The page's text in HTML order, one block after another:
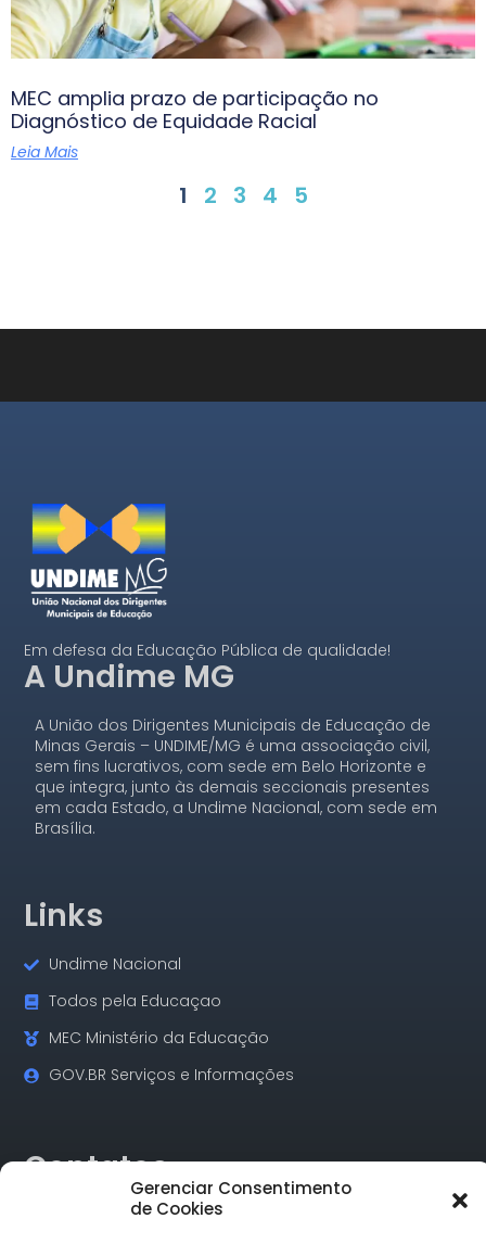
Gerenciar Consentimento
de Cookies
MEC amplia prazo de participação no
Diagnóstico de Equidade Racial
Leia Mais
1 2 3 4 5
Em defesa da Educação Pública de qualidade!
A Undime MG
A União dos Dirigentes Municipais de Educação de
Minas Gerais – UNDIME/MG é uma associação civil,
sem fins lucrativos, com sede em Belo Horizonte e
que integra, junto às demais seccionais presentes
em cada Estado, a Undime Nacional, com sede em
Brasília.
Links
Undime Nacional
Todos pela Educaçao
MEC Ministério da Educação
GOV.BR Serviços e Informações
Contatos